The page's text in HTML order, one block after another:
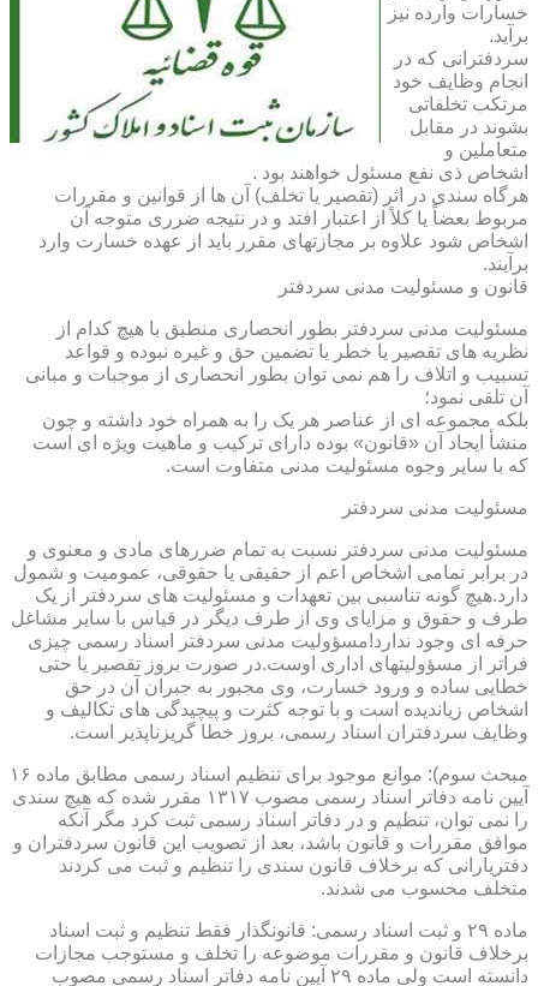
خسارات وارده نیز
برآید.
سردفترانی که در
انجام وظایف خود
مرتکب تخلفاتی
بشوند در مقابل
متعاملین و
اشخاص ذی نفع مسئول خواهند بود .
هرگاه سندی در اثر (تقصیر یا تخلف) آن ها از قوانین و مقررات
مربوط بعضاً یا کلاً از اعتبار افتد و در نتیجه ضرری متوجه آن
اشخاص شود علاوه بر مجازتهای مقرر باید از عهده خسارت وارد
برآیند.
قانون و مسئولیت مدنی سردفتر
مسئولیت مدنی سردفتر بطور انحصاری منطبق با هیچ کدام از
نظریه های تقصیر یا خطر یا تضمین حق و غیره نبوده و قواعد
تسبیب و اتلاف را هم نمی توان بطور انحصاری از موجبات و مبانی
آن تلقی نمود؛
بلکه مجموعه ای از عناصر هر یک را به همراه خود داشته و چون
منشأ ایجاد آن «قانون» بوده دارای ترکیب و ماهیت ویژه ای است
که با سایر وجوه مسئولیت مدنی متفاوت است.
مسئولیت مدنی سردفتر
مسئولیت مدنی سردفتر نسبت به تمام ضررهای مادی و معنوی و
در برابر تمامی اشخاص اعم از حقیقی یا حقوقی، عمومیت و شمول
دارد.هیچ گونه تناسبی بین تعهدات و مسئولیت های سردفتر از یک
طرف و حقوق و مزایای وی از طرف دیگر در قیاس با سایر مشاغل
حرفه ای وجود ندارد!مسؤولیت مدنی سردفتر اسناد رسمی چیزی
فراتر از مسؤولیتهای اداری اوست.در صورت بروز تقصیر یا حتی
خطایی ساده و ورود خسارت، وی مجبور به جبران آن در حق
اشخاص زیاندیده است و با توجه کثرت و پیچیدگی های تکالیف و
وظایف سردفتران اسناد رسمی، بروز خطا گریزناپذیر است.
مبحث سوم): موانع موجود برای تنظیم اسناد رسمی مطابق ماده ۱۶
آیین نامه دفاتر اسناد رسمی مصوب ۱۳۱۷ مقرر شده که هیچ سندی
را نمی توان، تنظیم و در دفاتر اسناد رسمی ثبت کرد مگر آنکه
موافق مقررات و قانون باشد، بعد از تصویب این قانون سردفتران و
دفتریارانی که برخلاف قانون سندی را تنظیم و ثبت می کردند
متخلف محسوب می شدند.
ماده ۲۹ و ثبت اسناد رسمی: قانونگذار فقط تنظیم و ثبت اسناد
برخلاف قانون و مقررات موضوعه را تخلف و مستوجب مجازات
دانسته است ولی ماده ۲۹ آیین نامه دفاتر اسناد رسمی مصوب